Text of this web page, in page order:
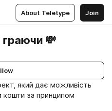
About Teletype Join
💸
який дає можливість
кошти за принципом